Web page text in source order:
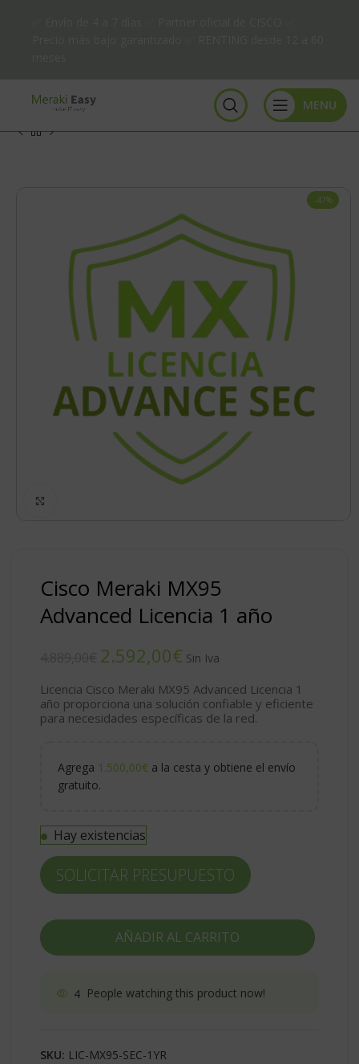
MENU
-47%
Cisco Meraki MX95
Advanced Licencia 1 año
2.592,00€
Licencia Cisco Meraki MX95 Advanced Licencia 1
año proporciona una solución confiable y eficiente
para necesidades específicas de la red.
Agrega 1.500,00€ a la cesta y obtiene el envío
gratuito.
Hay existencias
AÑADIR AL CARRITO
SOLICITAR PRESUPUESTO
4 People watching this product now!
SKU: LIC-MX95-SEC-1YR